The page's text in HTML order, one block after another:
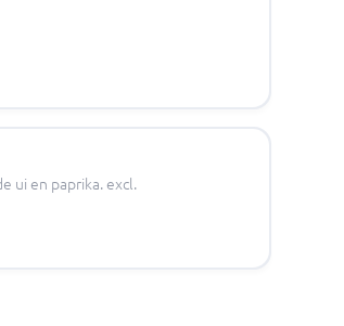
ui en paprika. excl.